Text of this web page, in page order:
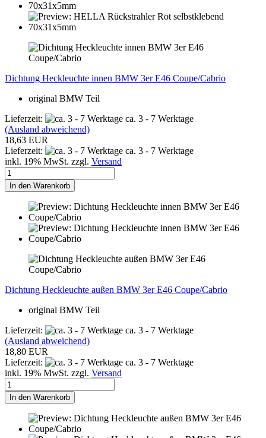
Dichtung Heckleuchte innen BMW 3er E46 Coupe/Cabrio
original BMW Teil
Lieferzeit:
ca. 3 - 7 Werktage
(Ausland abweichend)
18,63 EUR
Lieferzeit:
ca. 3 - 7 Werktage
inkl. 19% MwSt. zzgl. Versand
In den Warenkorb
Dichtung Heckleuchte außen BMW 3er E46 Coupe/Cabrio
original BMW Teil
Lieferzeit:
ca. 3 - 7 Werktage
(Ausland abweichend)
18,80 EUR
Lieferzeit:
ca. 3 - 7 Werktage
inkl. 19% MwSt. zzgl. Versand
In den Warenkorb